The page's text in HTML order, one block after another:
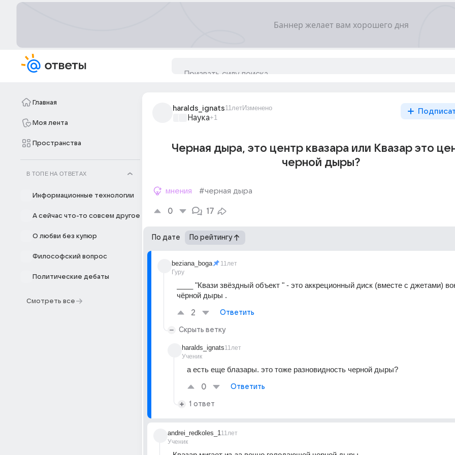
Главная
Моя лента
Пространства
В ТОПЕ НА ОТВЕТАХ
Информационные технологии
А сейчас что-то совсем другое
О любви без купюр
Философский вопрос
Политические дебаты
Смотреть все
haralds_ignats11летИзменено
Наука+1
Черная дыра, это центр квазара или Квазар это
черной дыры?
мнения #черная дыра
0 17
По дате По рейтингу
beziana_boga
Гуру
11лет
____ "Квази звёздный объект " - это аккреционный диск (вместе с джетами)
чёрной дыры .
2 Ответить
Скрыть ветку
haralds_ignats
Ученик
11лет
а есть еще блазары. это тоже разновидность черной дыры?
0 Ответить
1 ответ
andrei_redkoles_1
Ученик
11лет